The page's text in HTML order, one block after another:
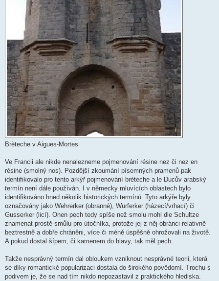
Brèteche v Aigues-Mortes
Ve Francii ale nikde nenalezneme pojmenování résine nez či nez en
résine (smolný nos). Pozdější zkoumání písemných pramenů pak
identifikovalo pro tento arkýř pojmenování brèteche a le Ducův arabský
termín není dále používán. I v německy mluvících oblastech bylo
identifikováno hned několik historických termínů. Tyto arkýře byly
označovány jako Wehrerker (obranné), Wurferker (házecí/vrhací) či
Gusserker (licí). Onen pech tedy spíše než smolu mohl dle Schultze
znamenat prostě smůlu pro útočníka, protože jej z něj obránci relativně
beztrestně a dobře chráněni, více či méně úspěšně ohrožovali na životě.
A pokud dostal šípem, či kamenem do hlavy, tak měl pech..
Takže nesprávný termín dal obloukem vzniknout nesprávné teorii, která
se díky romantické popularizaci dostala do širokého povědomí. Trochu s
podivem je, že se nad tím nikdo nepozastavil z praktického hlediska.